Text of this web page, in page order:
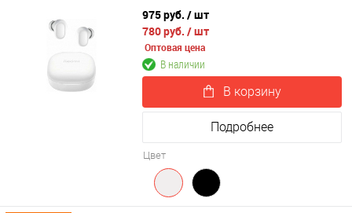
975 руб. / шт
780 руб. / шт
Оптовая цена
В наличии
В корзину
Подробнее
Цвет